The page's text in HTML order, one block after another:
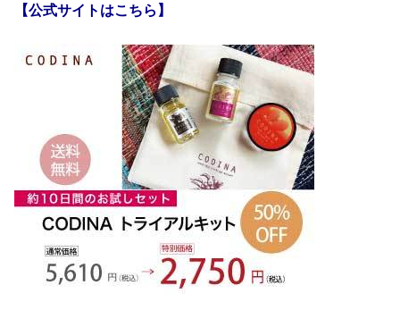
【公式サイトはこちら】